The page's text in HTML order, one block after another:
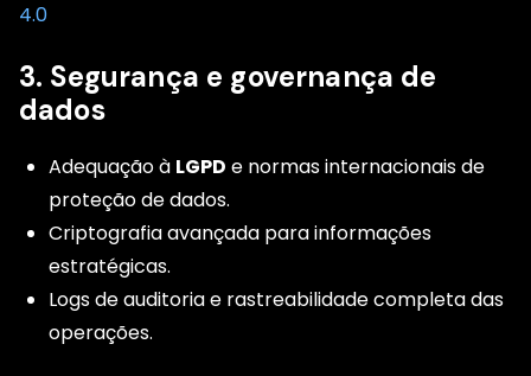
4.0
3. Segurança e governança de
dados
Adequação à LGPD e normas internacionais de
proteção de dados.
Criptografia avançada para informações
estratégicas.
Logs de auditoria e rastreabilidade completa das
operações.